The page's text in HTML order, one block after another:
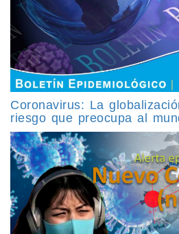
Coronavirus: La
riesgo que preocupa al